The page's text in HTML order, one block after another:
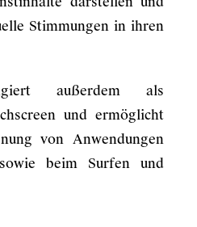
Stimmungen in ihren
außerdem als
und ermöglicht
von Anwendungen
beim Surfen und